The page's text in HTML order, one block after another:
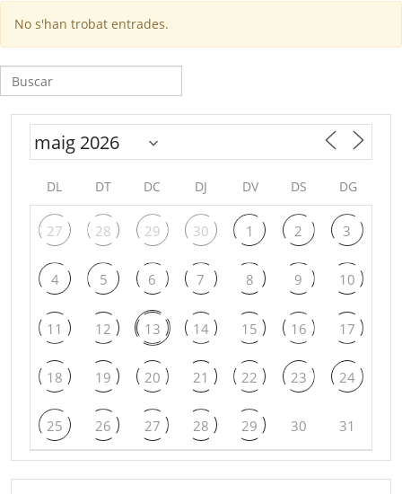
No s'han trobat entrades.
Cerca:
DL DT DC DJ DV DS DG
27 28 29 30 1 2 3
4 5 6 7 8 9 10
11 12 13 14 15 16 17
18 19 20 21 22 23 24
25 26 27 28 29 30 31